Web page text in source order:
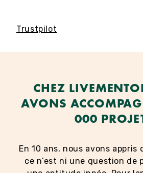
Trustpilot
CHEZ
AVONS
000
En 10 ans, nous avons appris
ce n’est ni une question de